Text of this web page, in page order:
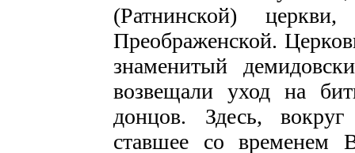
(Ратнинской)
Преображенской.
знаменитый
возвещали уход на
донцов. Здесь,
ставшее со временем